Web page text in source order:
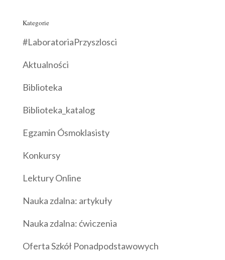
Kategorie
#LaboratoriaPrzyszlosci
Aktualności
Biblioteka
Biblioteka_katalog
Egzamin Ósmoklasisty
Konkursy
Lektury Online
Nauka zdalna: artykuły
Nauka zdalna: ćwiczenia
Oferta Szkół Ponadpodstawowych